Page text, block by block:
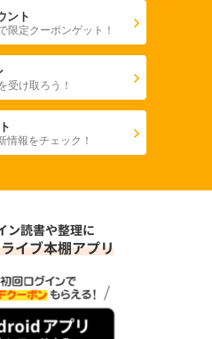
ント
限定クーポンゲット！
受け取ろう！
情報をチェック！